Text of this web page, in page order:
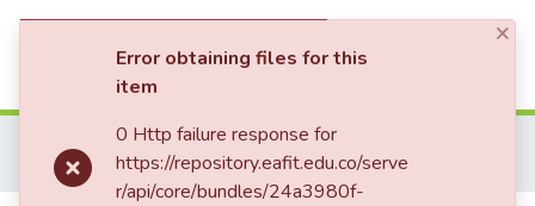
Communities & Collections
All of DSpace
Memoria Fotográfica
Campus e infraestructura
Jardines y parques
×
Error obtaining files for this
item
0 Http failure response for
https://repository.eafit.edu.co/serve
r/api/core/bundles/24a3980f-